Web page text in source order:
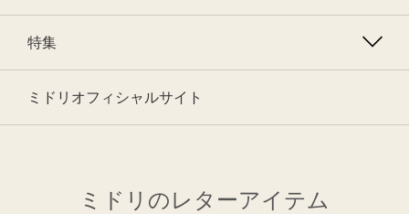
特集
ミドリオフィシャルサイト
ミドリのレターアイテム